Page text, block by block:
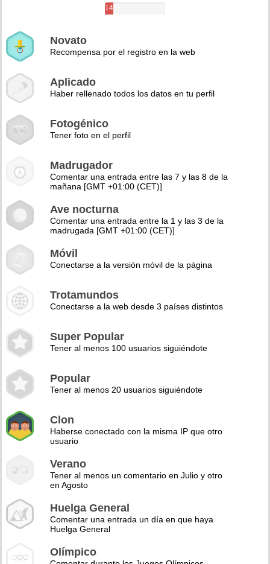
14%
Novato
Recompensa por el registro en la web
Aplicado
Haber rellenado todos los datos en tu perfil
Fotogénico
Tener foto en el perfil
Madrugador
Comentar una entrada entre las 7 y las 8 de la
mañana [GMT +01:00 (CET)]
Ave nocturna
Comentar una entrada entre la 1 y las 3 de la
madrugada [GMT +01:00 (CET)]
Móvil
Conectarse a la versión móvil de la página
Trotamundos
Conectarse a la web desde 3 países distintos
Super Popular
Tener al menos 100 usuarios siguiéndote
Popular
Tener al menos 20 usuarios siguiéndote
Clon
Haberse conectado con la misma IP que otro
usuario
Verano
Tener al menos un comentario en Julio y otro
en Agosto
Huelga General
Comentar una entrada un día en que haya
Huelga General
Olímpico